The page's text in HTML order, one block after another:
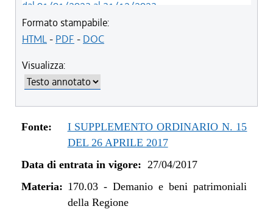
dal 01/01/2023 al 31/12/2023
dal 09/08/2022 al 31/12/2022
dal 20/05/2021 al 31/12/2021
dal 01/01/2020 al 20/05/2020
dal 10/08/2019 al 31/12/2019
dal 16/08/2018 al 09/08/2019
dal 07/06/2018 al 15/08/2018
dal 11/11/2017 al 06/06/2018
dal 27/04/2017 al 09/08/2017
Formato stampabile:
HTML- PDF - DOC
Visualizza:
Fonte:
I SUPPLEMENTO ORDINARIO N. 15
DEL 26 APRILE 2017
Data di entrata in vigore: 27/04/2017
Materia: 170.03- Demanio e beni patrimoniali
della Regione